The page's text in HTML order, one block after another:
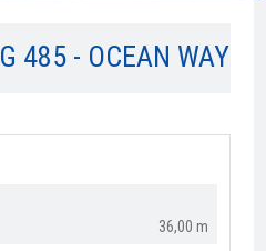
485 - OCEAN WAY
36,00 m